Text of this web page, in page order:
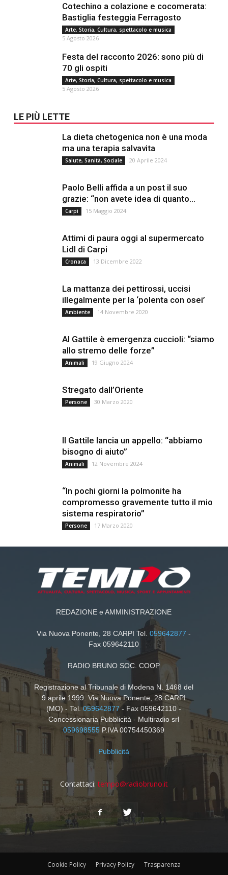
Cotechino a colazione e cocomerata:
Bastiglia festeggia Ferragosto
Arte, Storia, Cultura, spettacolo e musica
5 Agosto 2026
Festa del racconto 2026: sono più di
70 gli ospiti
Arte, Storia, Cultura, spettacolo e musica
5 Agosto 2026
LE PIÙ LETTE
La dieta chetogenica non è una moda
ma una terapia salvavita
Salute, Sanità, Sociale 20 Aprile 2024
Paolo Belli affida a un post il suo
grazie: “non avete idea di quanto...
Carpi 15 Maggio 2024
Attimi di paura oggi al supermercato
Lidl di Carpi
Cronaca 13 Dicembre 2022
La mattanza dei pettirossi, uccisi
illegalmente per la ‘polenta con osei’
Ambiente 14 Novembre 2020
Al Gattile è emergenza cuccioli: “siamo
allo stremo delle forze”
Animali 19 Giugno 2024
Stregato dall’Oriente
Persone 30 Marzo 2020
Il Gattile lancia un appello: “abbiamo
bisogno di aiuto”
Animali 12 Novembre 2024
“In pochi giorni la polmonite ha
compromesso gravemente tutto il mio
sistema respiratorio”
Persone 17 Marzo 2020
REDAZIONE e AMMINISTRAZIONE
Via Nuova Ponente, 28 CARPI Tel.059642877 -
Fax 059642110
RADIO BRUNO SOC. COOP
Registrazione al Tribunale di Modena N. 1468 del
9 aprile 1999. Via Nuova Ponente, 28 CARPI
(MO) - Tel.059642877- Fax 059642110 -
Concessionaria Pubblicità - Multiradio srl
059698555 P.IVA 00754450369
Pubblicità
Contattaci: tempo@radiobruno.it
Cookie Policy Privacy Policy Trasparenza